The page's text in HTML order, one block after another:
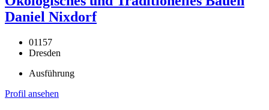
Daniel Nixdorf
01157
Dresden
Ausführung
Profil ansehen